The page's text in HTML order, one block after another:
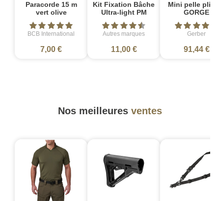
Paracorde 15 m
vert olive
BCB International
7,00 €
Kit Fixation Bâche
Ultra-light PM
Autres marques
11,00 €
Mini pelle
GORGE
Gerber
91,44 €
Nos meilleures ventes